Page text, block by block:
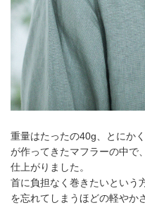
重量はたったの40g、とにか
が作ってきたマフラーの中で
仕上がりました。
首に負担なく巻きたいという
を忘れてしまうほどの軽やか